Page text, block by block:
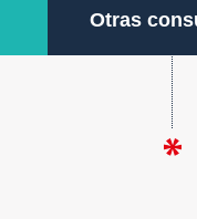
Otras